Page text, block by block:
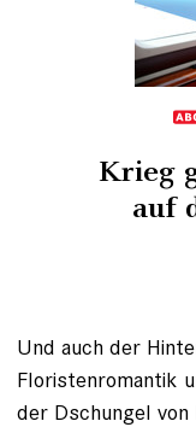
Krieg
auf
Und auch der
Floristenromantik
der Dschungel